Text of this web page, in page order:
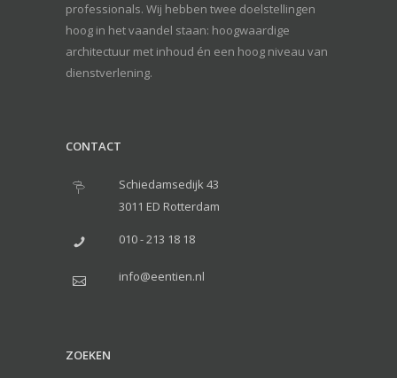
professionals. Wij hebben twee doelstellingen
hoog in het vaandel staan: hoogwaardige
architectuur met inhoud én een hoog niveau van
dienstverlening.
CONTACT
Schiedamsedijk 43
3011 ED Rotterdam
010 - 213 18 18
info@eentien.nl
ZOEKEN